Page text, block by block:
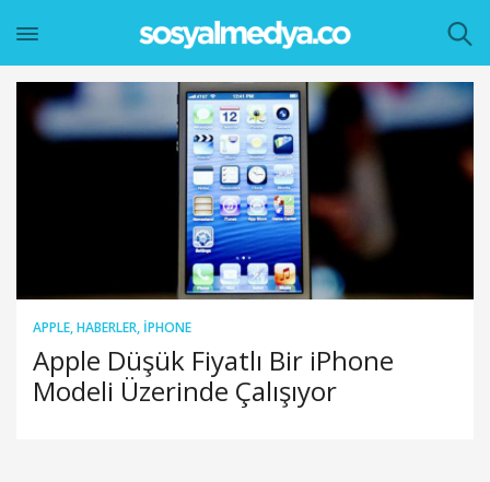
APPLE,HABERLER, IPHONE
Apple Düşük Fiyatlı Bir iPhone
Modeli Üzerinde Çalışıyor